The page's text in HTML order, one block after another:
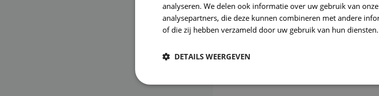
auto lakstiften. Onze auto lakstiften zijn
Wij hebben een gigantisch assortiment
wordt op kleurcode of kleurnaam
Om deze reden garanderen wij dat u
voor auto’s.. Met onze A-kwaliteit auto
analyseren. We delen ook informatie over uw gebruik van
analysepartners, die deze kunnen combineren met andere
of die zij hebben verzameld door uw gebruik van hun diensten.
DETAILS WEERGEVEN